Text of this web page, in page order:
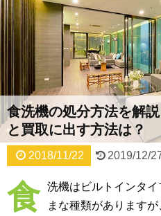
食洗機の処分方法を解
と買取に出す方法は？
2018/11/22 2019/12/
食 洗機はビルトインタ
まな種類があります